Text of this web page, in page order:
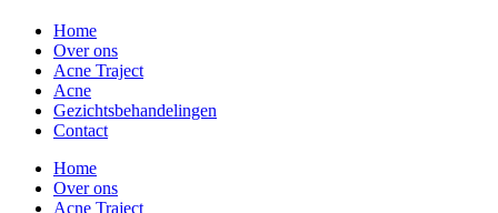
Home
Over ons
Acne Traject
Acne
Gezichtsbehandelingen
Contact
Home
Over ons
Acne Traject